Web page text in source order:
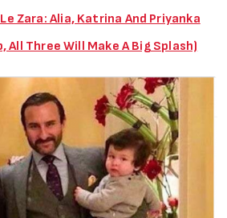
Le Zara: Alia, Katrina And Priyanka
All Three Will Make A Big Splash)